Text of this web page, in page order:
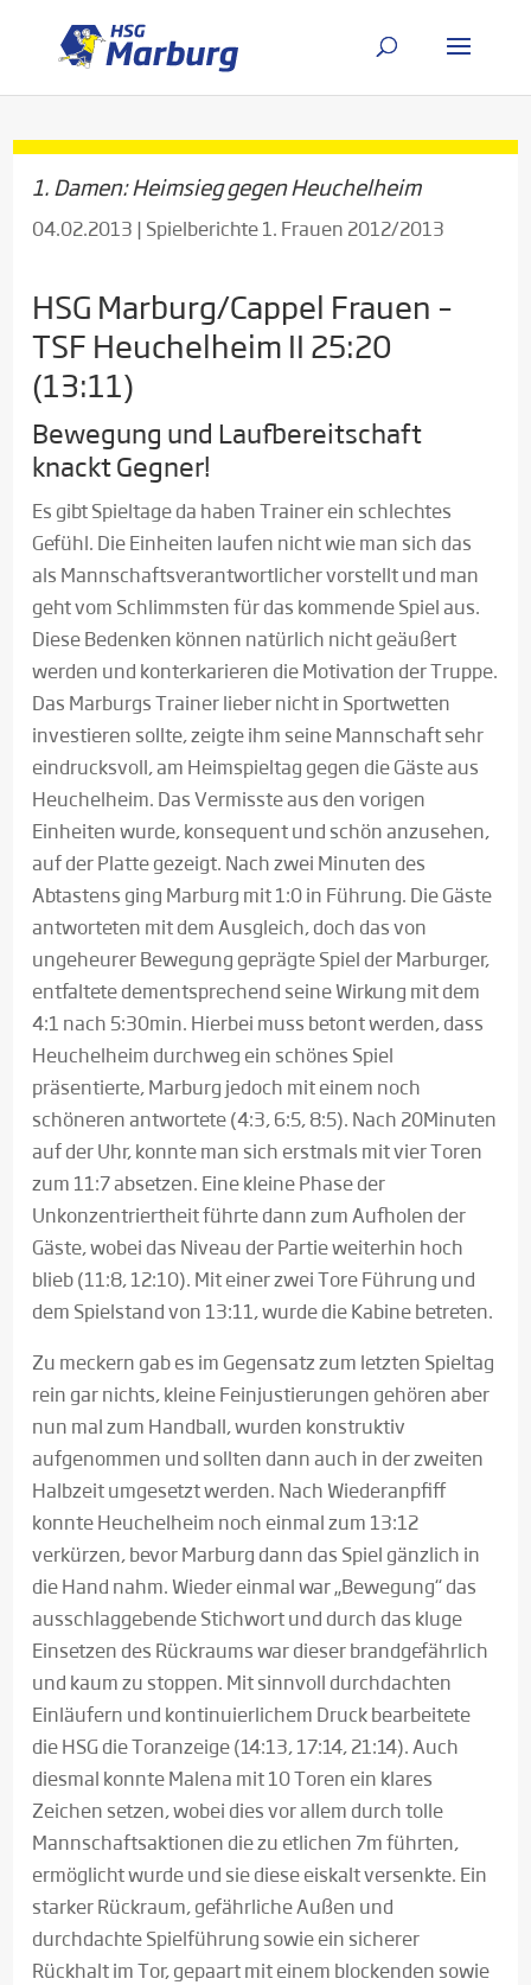
1. Damen: Heimsieg gegen Heuchelheim
04.02.2013 | Spielberichte 1. Frauen 2012/2013
HSG Marburg/Cappel Frauen –
TSF Heuchelheim II 25:20
(13:11)
Bewegung und Laufbereitschaft
knackt Gegner!
Es gibt Spieltage da haben Trainer ein schlechtes
Gefühl. Die Einheiten laufen nicht wie man sich das
als Mannschaftsverantwortlicher vorstellt und man
geht vom Schlimmsten für das kommende Spiel aus.
Diese Bedenken können natürlich nicht geäußert
werden und konterkarieren die Motivation der Truppe.
Das Marburgs Trainer lieber nicht in Sportwetten
investieren sollte, zeigte ihm seine Mannschaft sehr
eindrucksvoll, am Heimspieltag gegen die Gäste aus
Heuchelheim. Das Vermisste aus den vorigen
Einheiten wurde, konsequent und schön anzusehen,
auf der Platte gezeigt. Nach zwei Minuten des
Abtastens ging Marburg mit 1:0 in Führung. Die Gäste
antworteten mit dem Ausgleich, doch das von
ungeheurer Bewegung geprägte Spiel der Marburger,
entfaltete dementsprechend seine Wirkung mit dem
4:1 nach 5:30min. Hierbei muss betont werden, dass
Heuchelheim durchweg ein schönes Spiel
präsentierte, Marburg jedoch mit einem noch
schöneren antwortete (4:3, 6:5, 8:5). Nach 20Minuten
auf der Uhr, konnte man sich erstmals mit vier Toren
zum 11:7 absetzen. Eine kleine Phase der
Unkonzentriertheit führte dann zum Aufholen der
Gäste, wobei das Niveau der Partie weiterhin hoch
blieb (11:8, 12:10). Mit einer zwei Tore Führung und
dem Spielstand von 13:11, wurde die Kabine betreten.
Zu meckern gab es im Gegensatz zum letzten Spieltag
rein gar nichts, kleine Feinjustierungen gehören aber
nun mal zum Handball, wurden konstruktiv
aufgenommen und sollten dann auch in der zweiten
Halbzeit umgesetzt werden. Nach Wiederanpfiff
konnte Heuchelheim noch einmal zum 13:12
verkürzen, bevor Marburg dann das Spiel gänzlich in
die Hand nahm. Wieder einmal war „Bewegung“ das
ausschlaggebende Stichwort und durch das kluge
Einsetzen des Rückraums war dieser brandgefährlich
und kaum zu stoppen. Mit sinnvoll durchdachten
Einläufern und kontinuierlichem Druck bearbeitete
die HSG die Toranzeige (14:13, 17:14, 21:14). Auch
diesmal konnte Malena mit 10 Toren ein klares
Zeichen setzen, wobei dies vor allem durch tolle
Mannschaftsaktionen die zu etlichen 7m führten,
ermöglicht wurde und sie diese eiskalt versenkte. Ein
starker Rückraum, gefährliche Außen und
durchdachte Spielführung sowie ein sicherer
Rückhalt im Tor, gepaart mit einem blockenden sowie